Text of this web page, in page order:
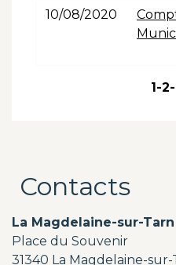
10/08/2020
1-2-
Contacts
La Magdelaine-sur-Tarn
Place du Souvenir
31340 La Magdelaine-sur-